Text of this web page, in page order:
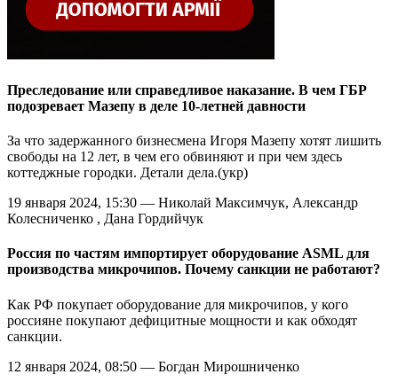
Преследование или справедливое наказание. В чем ГБР
подозревает Мазепу в деле 10-летней давности
За что задержанного бизнесмена Игоря Мазепу хотят лишить
свободы на 12 лет, в чем его обвиняют и при чем здесь
коттеджные городки. Детали дела.(укр)
19 января 2024, 15:30 — Николай Максимчук, Александр
Колесниченко , Дана Гордийчук
Россия по частям импортирует оборудование ASML для
производства микрочипов. Почему санкции не работают?
Как РФ покупает оборудование для микрочипов, у кого
россияне покупают дефицитные мощности и как обходят
санкции.
12 января 2024, 08:50 — Богдан Мирошниченко